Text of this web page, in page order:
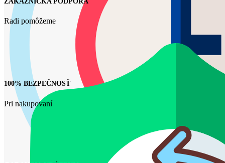
Radi pomôžeme
100% BEZPEČNOSŤ
Pri nakupovaní